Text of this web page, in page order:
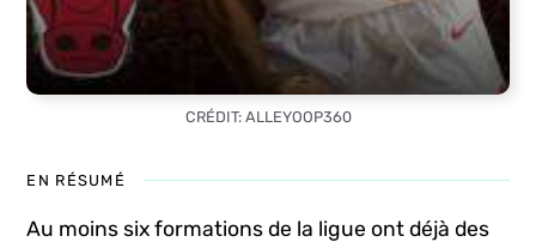
CRÉDIT: ALLEYOOP360
EN RÉSUMÉ
Au moins six formations de la ligue ont déjà des